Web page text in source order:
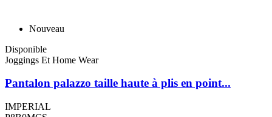
Nouveau
Disponible
Joggings Et Home Wear
Pantalon palazzo taille haute à plis en point...
IMPERIAL